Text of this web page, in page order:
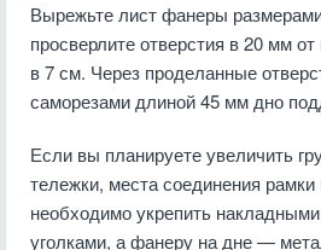
Вырежьте лист фанеры
просверлите отверстия в 20 мм
в 7 см. Через проделанные
саморезами длиной 45 мм дно
Если вы планируете увеличить
тележки, места соединения
необходимо укрепить
уголками, а фанеру на дне —